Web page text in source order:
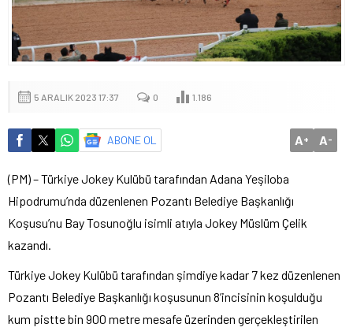
5 ARALIK 2023 17:37 0 1.186
ABONE OL A+ A-
(PM) – Türkiye Jokey Kulübü tarafından Adana Yeşiloba
Hipodrumu’nda düzenlenen Pozantı Belediye Başkanlığı
Koşusu’nu Bay Tosunoğlu isimli atıyla Jokey Müslüm Çelik
kazandı.
Türkiye Jokey Kulübü tarafından şimdiye kadar 7 kez düzenlenen
Pozantı Belediye Başkanlığı koşusunun 8’incisinin koşulduğu
kum pistte bin 900 metre mesafe üzerinden gerçekleştirilen